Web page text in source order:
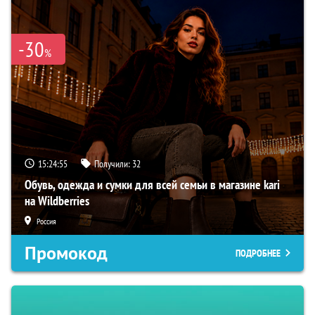
-30%
15:24:55 Получили: 32
Обувь, одежда и сумки для всей семьи в магазине kari
на Wildberries
Россия
Промокод ПОДРОБНЕЕ